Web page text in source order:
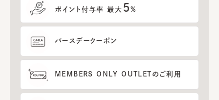
ポイント付与率 最大 5%
バースデークーポン
MEMBERS ONLY OUTLETのご利用